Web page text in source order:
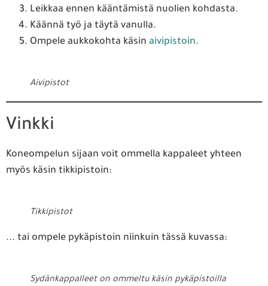
Leikkaa ennen kääntämistä nuolien kohdasta.
Käännä työ ja täytä vanulla.
Ompele aukkokohta käsin aivipistoin.
Aivipistot
Vinkki
Koneompelun sijaan voit ommella kappaleet yhteen
myös käsin tikkipistoin:
Tikkipistot
... tai ompele pykäpistoin niinkuin tässä kuvassa:
Sydänkappalleet on ommeltu käsin pykäpistoilla